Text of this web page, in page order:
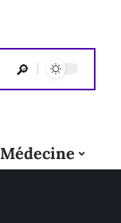
Médecine